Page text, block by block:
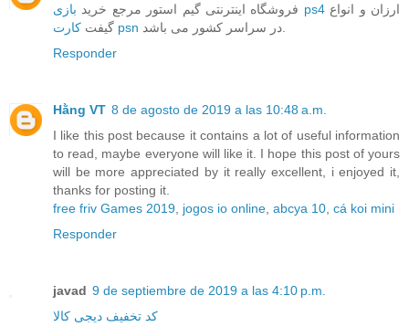
فروشگاه اینترنتی گیم استور مرجع خرید بازی ps4ارزان و انواع
گیفت کارت psn
Responder
Hằng VT 8 de agosto de 2019 a las 10:48 a.m.
I like this post because it contains a lot of useful information
to read, maybe everyone will like it. I hope this post of yours
will be more appreciated by it really excellent, i enjoyed it,
thanks for posting it.
free friv Games 2019 jogos io online abcya 10 cá koi mini
Responder
javad 9 de septiembre de 2019 a las 4:10 p.m.
کد تخفیف دیجی کالا